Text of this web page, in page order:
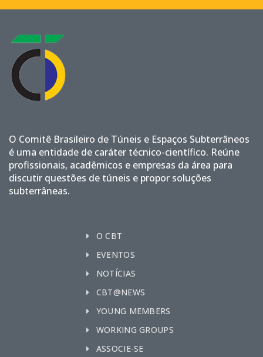
O Comitê Brasileiro de Túneis e Espaços Subterrâneos
é uma entidade de caráter técnico-científico. Reúne
profissionais, acadêmicos e empresas da área para
discutir questões de túneis e propor soluções
subterrâneas.
O CBT
EVENTOS
NOTÍCIAS
CBT@NEWS
YOUNG MEMBERS
WORKING GROUPS
ASSOCIE-SE